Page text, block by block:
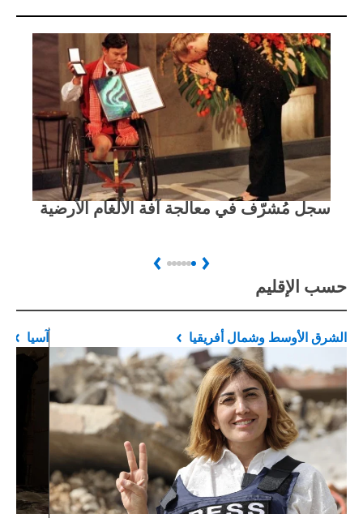
سجل مُشرّف في معالجة آفة الألغام الأرضية
Previous
Next
حسب الإقليم
الشرق الأوسط وشمال أفريقيا آسيا